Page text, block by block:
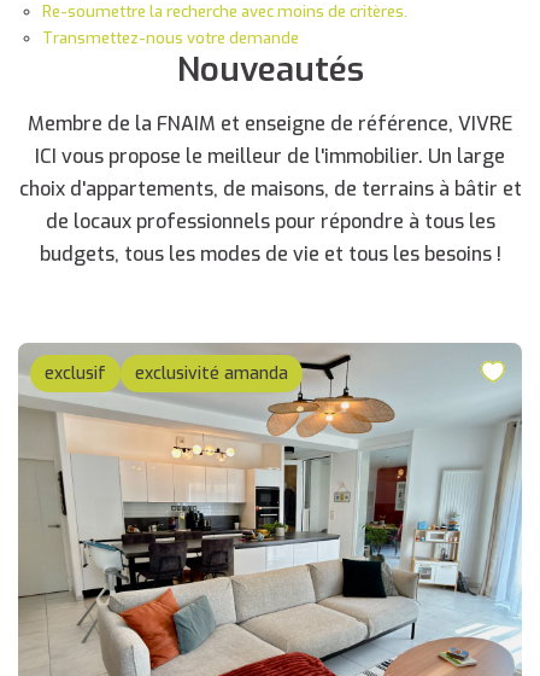
Re-soumettre la recherche avec moins de critères.
Transmettez-nous votre demande
Nouveautés
Membre de la FNAIM et enseigne de référence, VIVRE
ICI vous propose le meilleur de l'immobilier. Un large
choix d'appartements, de maisons, de terrains à bâtir et
de locaux professionnels pour répondre à tous les
budgets, tous les modes de vie et tous les besoins !
exclusif exclusivité amanda